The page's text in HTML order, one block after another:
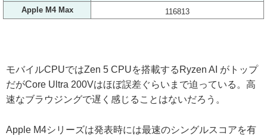
Apple M4 Max
116813
モバイルCPUではZen 5 CPUを搭載するRyzen AI がトップ
だがCore Ultra 200Vはほぼ誤差ぐらいまで迫っている。高
速なブラウジングで遅く感じることはないだろう。
Apple M4シリーズは発表時には最速のシングルスコアを有